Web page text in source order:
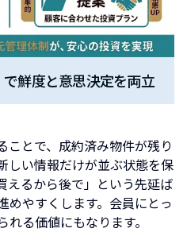
鮮度と意思決定を両立
ことで、成約済み物件が残り
しい情報だけが並ぶ状態を保
えるから後で」という先延ば
めやすくします。会員にとっ
る価値にもなります。